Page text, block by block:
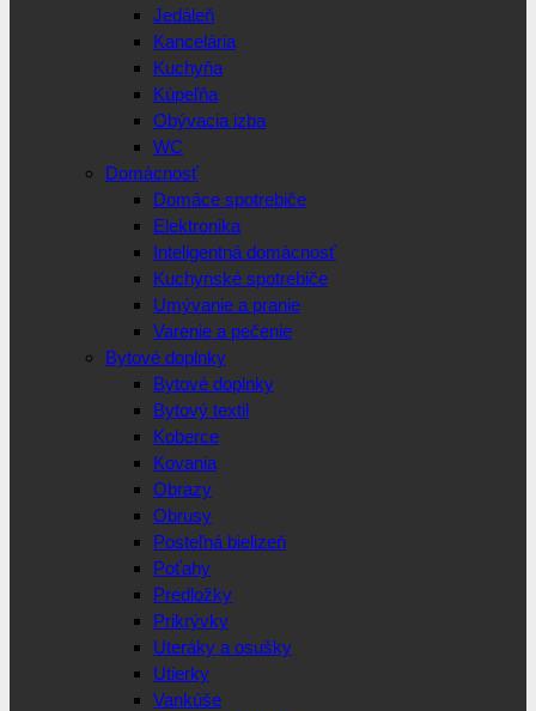
Jedáleň
Kancelária
Kuchyňa
Kúpeľňa
Obývacia izba
WC
Domácnosť
Domáce spotrebiče
Elektronika
Inteligentná domácnosť
Kuchynské spotrebiče
Umývanie a pranie
Varenie a pečenie
Bytové doplnky
Bytové doplnky
Bytový textil
Koberce
Kovania
Obrazy
Obrusy
Posteľná bielizeň
Poťahy
Predložky
Prikrývky
Uteráky a osušky
Utierky
Vankúše